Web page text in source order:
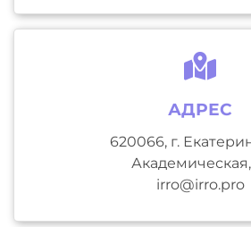
АДРЕС
620066, г.
Академическая,
irro@irro.pro